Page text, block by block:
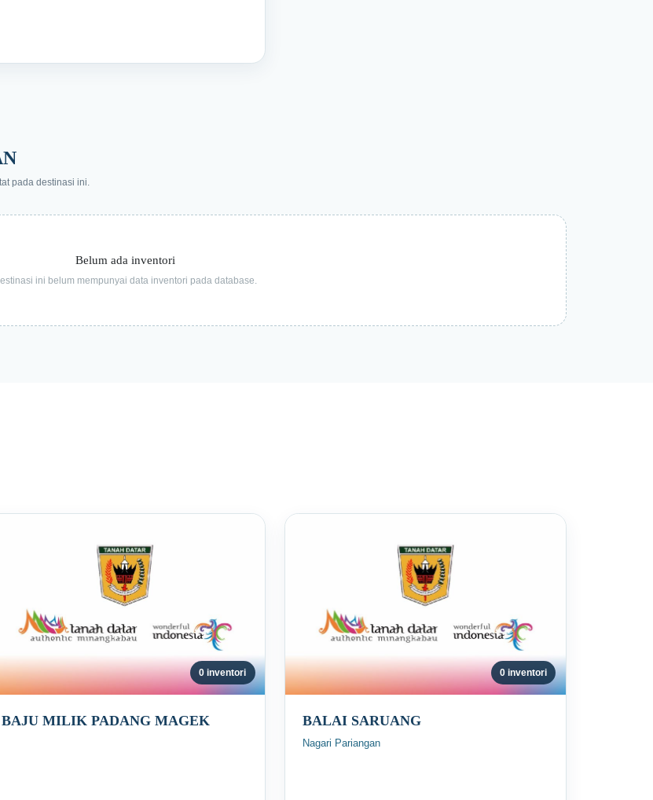
pada destinasi ini.
Belum ada inventori
ini belum mempunyai data inventori pada database.
0 inventori
BAJU MILIK PADANG MAGEK
0 inventori
BALAI SARUANG
Nagari Pariangan